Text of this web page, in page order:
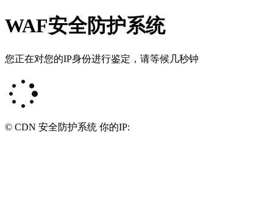
WAF安全防护系统
您正在对您的IP身份进行鉴定，请等候几秒钟
© CDN 安全防护系统 你的IP: